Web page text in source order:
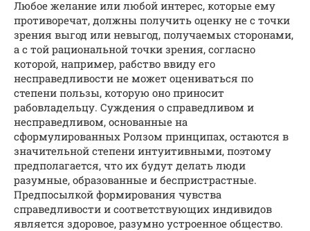
Любое желание или любой интерес, которые ему
противоречат, должны получить оценку не с точки
зрения выгод или невыгод, получаемых сторонами,
а с той рациональной точки зрения, согласно
которой, например, рабство ввиду его
несправедливости не может оцениваться по
степени пользы, которую оно приносит
рабовладельцу. Суждения о справедливом и
несправедливом, основанные на
сформулированных Ролзом принципах, остаются в
значительной степени интуитивными, поэтому
предполагается, что их будут делать люди
разумные, образованные и беспристрастные.
Предпосылкой формирования чувства
справедливости и соответствующих индивидов
является здоровое, разумно устроенное общество.